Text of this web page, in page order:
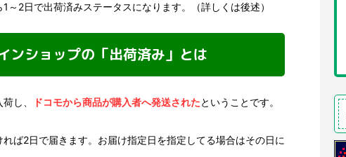
～2日で出荷済みステータスになります。（詳しくは後述）
ンショップの「出荷済み」とは
し、 ドコモから商品が購入者へ発送されたということです。
ば2日で届きます。お届け指定日を指定してる場合はその日に